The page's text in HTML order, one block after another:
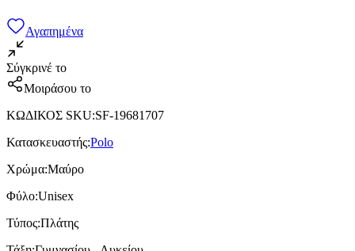
Αγαπημένα
Σύγκρινέ το
Μοιράσου το
ΚΩΔΙΚΟΣ SKU:SF-19681707
Κατασκευαστής:Polo
Χρώμα:Μαύρο
Φύλο:Unisex
Τύπος:Πλάτης